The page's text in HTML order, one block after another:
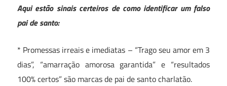
Aqui estão sinais certeiros de como identificar um falso
pai de santo:
* Promessas irreais e imediatas – “Trago seu amor em 3
dias”, “amarração amorosa garantida” e “resultados
100% certos” são marcas de pai de santo charlatão.